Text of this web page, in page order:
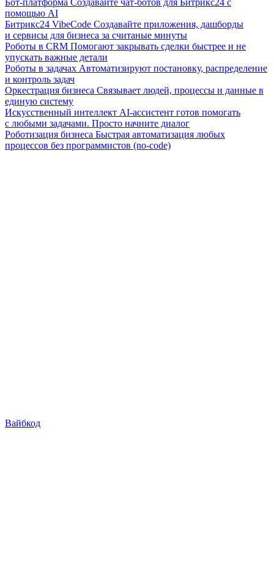
Бот-платформа Создавайте чат-ботов для Битрикс24 с
помощью AI
Битрикс24 VibeCode Создавайте приложения, дашборды
и сервисы для бизнеса за считаные минуты
Роботы в CRM Помогают закрывать сделки быстрее и не
упускать важные детали
Роботы в задачах Автоматизируют постановку, распределение
и контроль задач
Оркестрация бизнеса Связывает людей, процессы и данные в
единую систему
Искусственный интеллект AI-ассистент готов помогать
с любыми задачами. Просто начните диалог
Роботизация бизнеса Быстрая автоматизация любых
процессов без программистов (no-code)
Вайбкод